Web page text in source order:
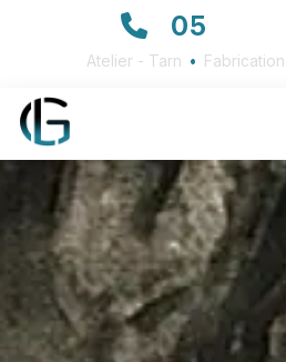
05
Atelier - Tarn •